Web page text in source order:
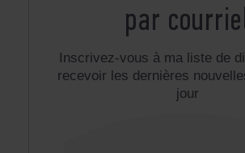
par
Inscrivez-vous à ma liste de
recevoir les dernières
jour